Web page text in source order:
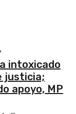
intoxicado
justicia;
apoyo, MP